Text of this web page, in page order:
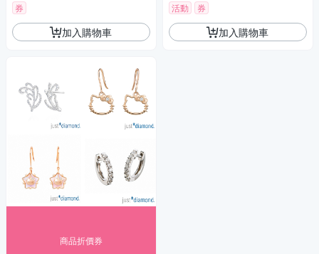
券
加入購物車
商品折價券
活動 券
加入購物車